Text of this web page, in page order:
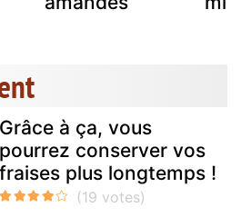
Grâce à ça, vous
pourrez conserver vos
fraises plus longtemps !